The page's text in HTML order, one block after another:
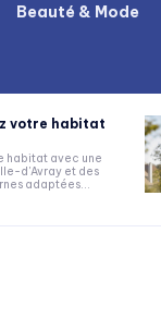
Beauté & Mode
votre habitat
habitat avec une
d'Avray et des
adaptées...